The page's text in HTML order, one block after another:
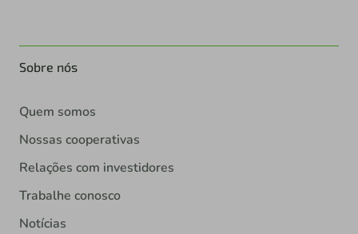
Sobre nós
Quem somos
Nossas cooperativas
Relações com investidores
Trabalhe conosco
Notícias